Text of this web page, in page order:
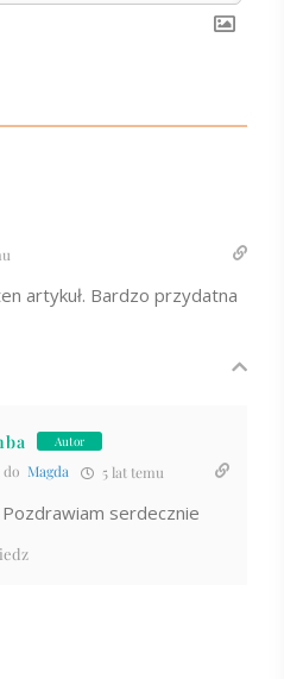
artykuł. Bardzo przydatna
Autor
Magda 5 lat temu
Pozdrawiam serdecznie